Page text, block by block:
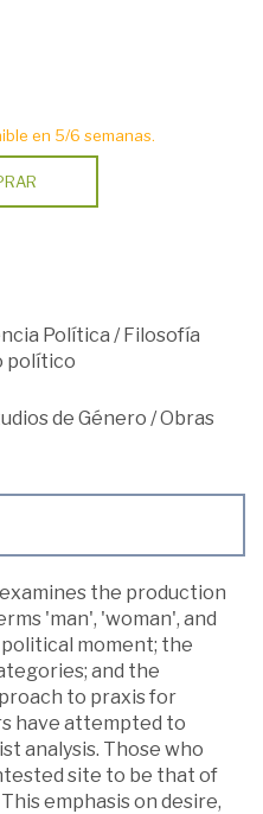
en 5/6 semanas.
Política /Filosofía
político
de Género /Obras
the production
'man', 'woman', and
moment; the
and the
to praxis for
have attempted to
analysis. Those who
site to be that of
emphasis on desire,